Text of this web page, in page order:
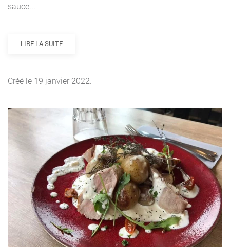
sauce...
LIRE LA SUITE
Créé le 19 janvier 2022.